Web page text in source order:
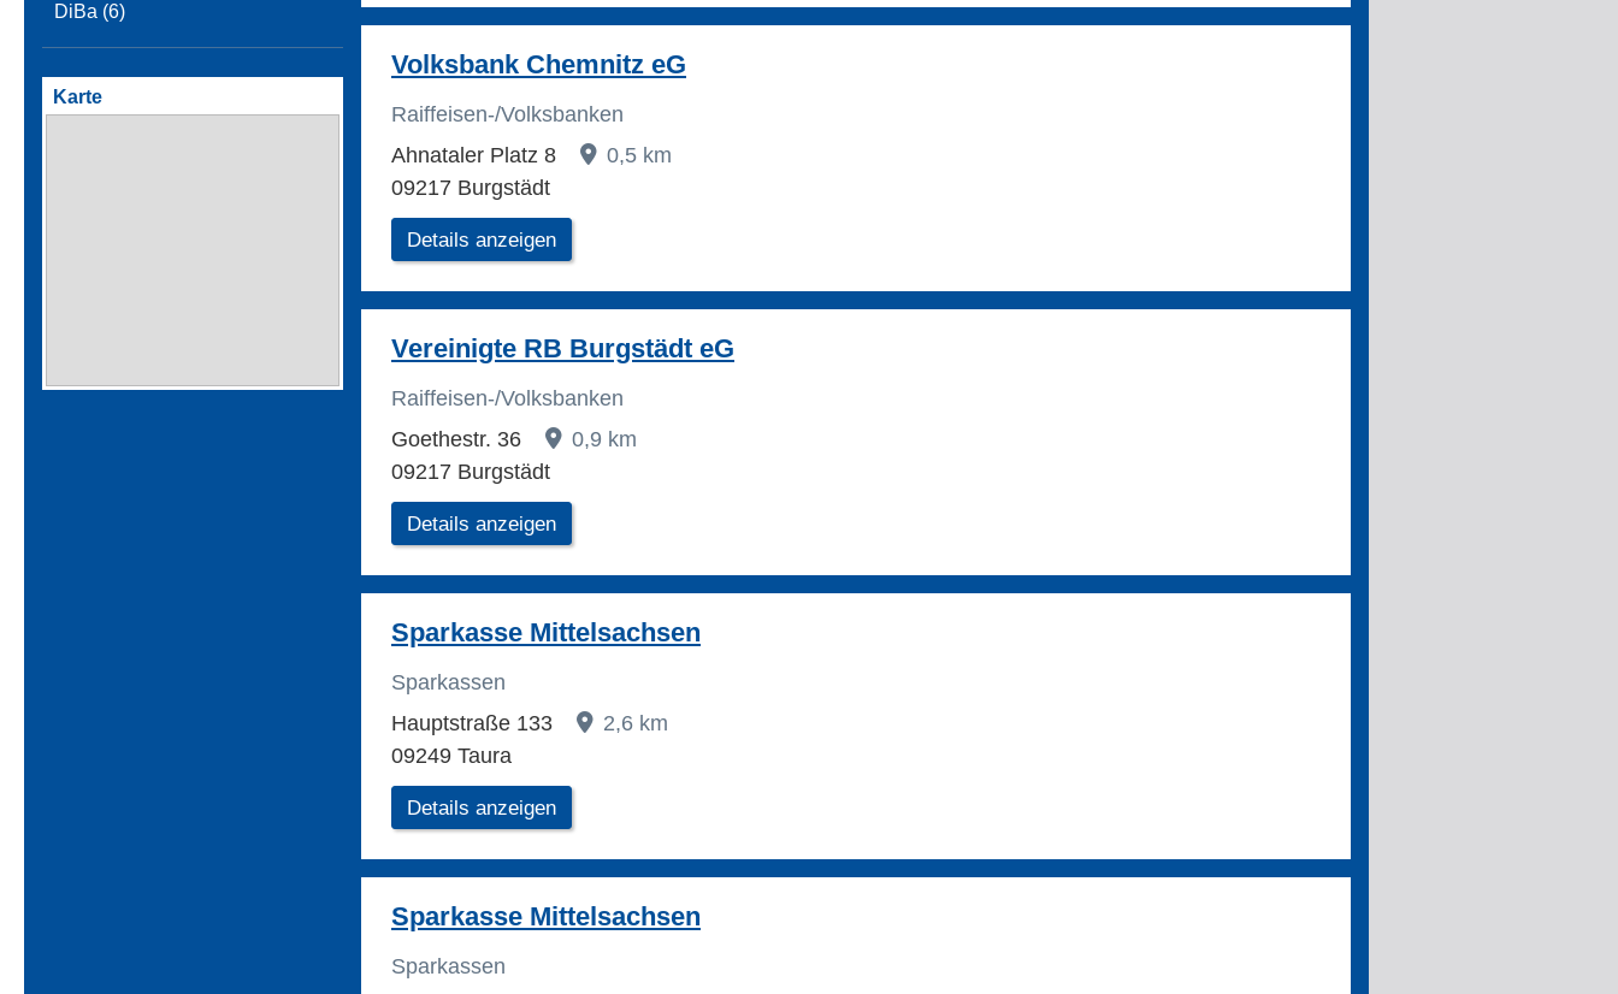
DiBa (6)
Volksbank Chemnitz eG
Raiffeisen-/Volksbanken
Ahnataler Platz 8
0,5 km
09217 Burgstädt
Details anzeigen
Vereinigte RB Burgstädt eG
Raiffeisen-/Volksbanken
Goethestr. 36
0,9 km
09217 Burgstädt
Details anzeigen
Sparkasse Mittelsachsen
Sparkassen
Hauptstraße 133
2,6 km
09249 Taura
Details anzeigen
Sparkasse Mittelsachsen
Sparkassen
Karte